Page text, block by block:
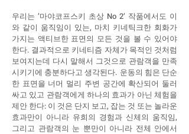
우리는 ’마야코프스키 초상 No 2’ 작품에서도 이
와 같이 움직임이 있는, 마치 키네틱크한 회화가
가지는 액티브한 표면의 모든 것을 볼 수 있어야
한다. 결과적으로 키네티즘 자체가 목적인 것처럼
보여지는데 다시 말해서 그것으로 관람객을 만족
시키기에 충분하다고 생각된다. 운동의 힘은 단순
한 표면을 너머 멀리 주변 공간에 확산되어 둘러
싸고 있고 관람객에게 하나의 효과가 아닌 체험을
제안 한다: 이 것은 단지 보고, 잡는 것 또는 놀라운
효과만이 아니라 유희의 경험과 신체의 움직임,
그리고 관람객의 눈 뿐만이 아니라 전체 안에서